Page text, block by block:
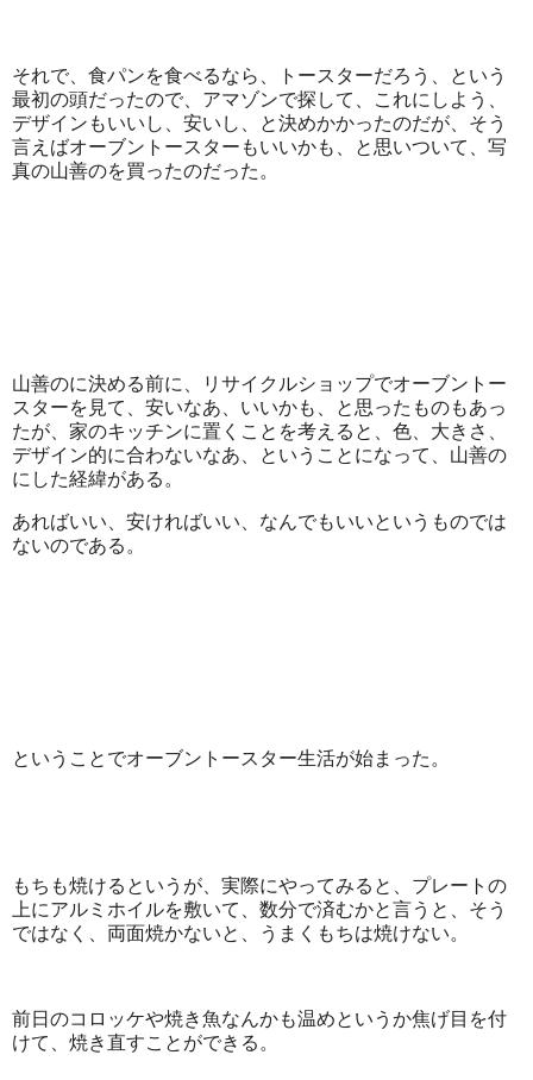
それで、食パンを食べるなら、トースターだろう、という
最初の頭だったので、アマゾンで探して、これにしよう、
デザインもいいし、安いし、と決めかかったのだが、そう
言えばオーブントースターもいいかも、と思いついて、写
真の山善のを買ったのだった。
山善のに決める前に、リサイクルショップでオーブントー
スターを見て、安いなあ、いいかも、と思ったものもあっ
たが、家のキッチンに置くことを考えると、色、大きさ、
デザイン的に合わないなあ、ということになって、山善の
にした経緯がある。
あればいい、安ければいい、なんでもいいというものでは
ないのである。
ということでオーブントースター生活が始まった。
もちも焼けるというが、実際にやってみると、プレートの
上にアルミホイルを敷いて、数分で済むかと言うと、そう
ではなく、両面焼かないと、うまくもちは焼けない。
前日のコロッケや焼き魚なんかも温めというか焦げ目を付
けて、焼き直すことができる。